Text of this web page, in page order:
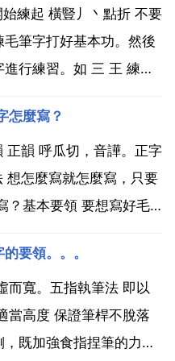
練起 橫豎丿丶點折 不要
筆字打好基本功。然後
行練習。如 三 王 練的
插練大字，把中楷放大
，練心。這樣都...
怎麼寫？
正韻 呼瓜切，音譁。正字
想怎麼寫就怎麼寫，只要
？基本要領 要想寫好毛
以拇指和食指的指肚捏
落 中指在...
要領。。。
而寬。五指執筆法 即以
當高度 保證筆桿不脫落
既加強食指捏筆的力